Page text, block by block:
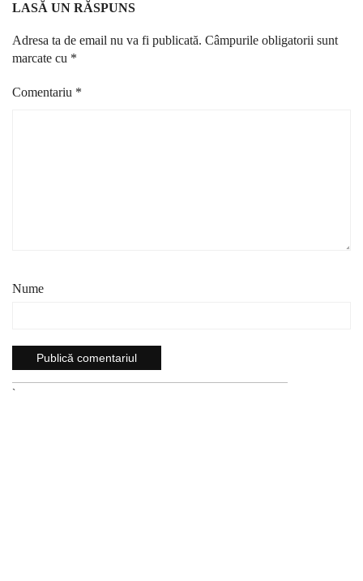
LASĂ UN RĂSPUNS
Adresa ta de email nu va fi publicată. Câmpurile obligatorii sunt
marcate cu *
Comentariu *
Nume
`